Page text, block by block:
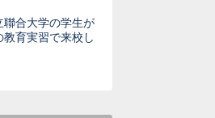
聯合大学の学生が
教育実習で来校し